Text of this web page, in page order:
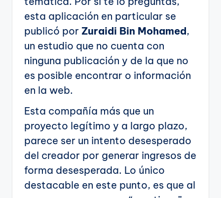
esta aplicación en particular se
publicó por Zuraidi Bin Mohamed,
un estudio que no cuenta con
ninguna publicación y de la que no
es posible encontrar o información
en la web.
Esta compañía más que un
proyecto legítimo y a largo plazo,
parece ser un intento desesperado
del creador por generar ingresos de
forma desesperada. Lo único
destacable en este punto, es que al